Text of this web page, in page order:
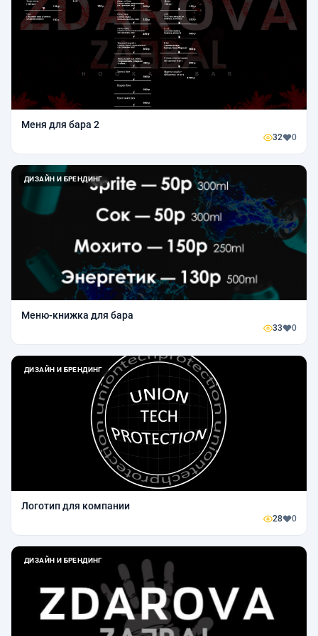
Меня для бара 2
32 0
ДИЗАЙН И БРЕНДИНГ
Меню-книжка для бара
33 0
ДИЗАЙН И БРЕНДИНГ
Логотип для компании
28 0
ДИЗАЙН И БРЕНДИНГ